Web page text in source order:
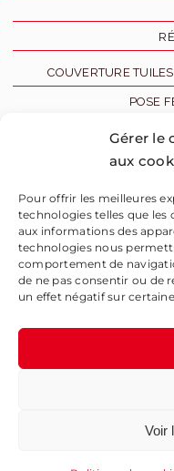
Gérer le
aux
Pour offrir les meilleures
technologies telles que les
aux informations des
technologies nous
comportement de
de ne pas consentir ou de
un effet négatif sur
Voir
COUVERTURE
POSE